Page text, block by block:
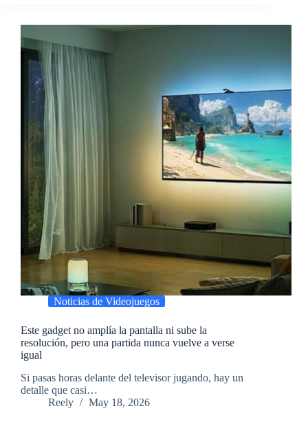
Noticias de Videojuegos
Este gadget no amplía la pantalla ni sube la
resolución, pero una partida nunca vuelve a verse
igual
​Si pasas horas delante del televisor jugando, hay un
detalle que casi…
Reely
May 18, 2026